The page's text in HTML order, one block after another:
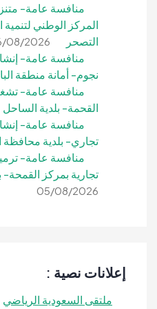
منافسة عامة-
المركز الوطني لتنمية
التصحر
08/2026
نجوم- أمانة منطقة
منافسة عامة-
القحمة- بلدية الساحل
منافسة عامة-
تجاري- بلدية محافظة
منافسة عامة-
تجارية بمركز القمحة-
05/08/2026
إعلانات نصية :
ملتقى السعودية الرياضي